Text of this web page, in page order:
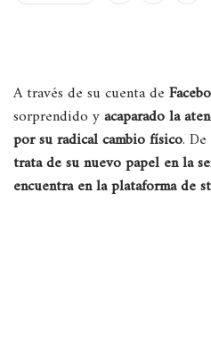
A través de su cuenta de
sorprendido yacaparado la
por su radical cambio físico.
trata de su nuevo papel en la
encuentra en la plataforma de